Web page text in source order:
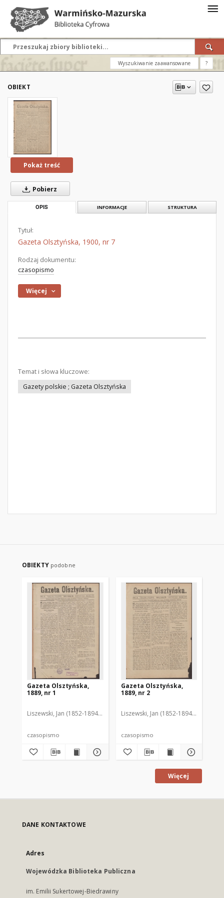
Wyszukiwanie zaawansowane ?
OBIEKT
Pokaż treść
Pobierz
OPIS INFORMACJE STRUKTURA
Tytuł:
Gazeta Olsztyńska, 1900, nr 7
Rodzaj dokumentu:
czasopismo
Więcej
Temat i słowa kluczowe:
Gazety polskie ; Gazeta Olsztyńska
OBIEKTY podobne
Gazeta Olsztyńska,
1889, nr 1
Liszewski, Jan (1852-1894). Red.
czasopismo
Gazeta Olsztyńska,
1889, nr 2
Liszewski, Jan (1852-1894). Red.
czasopismo
Więcej
DANE KONTAKTOWE
Adres
Wojewódzka Biblioteka Publiczna
im. Emilii Sukertowej-Biedrawiny